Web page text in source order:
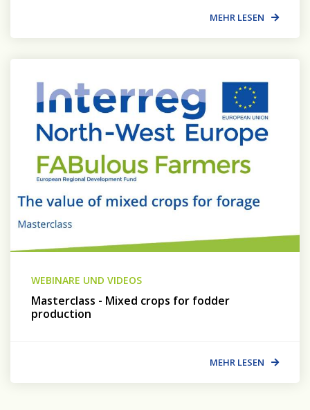
MEHR LESEN
WEBINARE UND VIDEOS
Masterclass - Mixed crops for fodder
production
MEHR LESEN